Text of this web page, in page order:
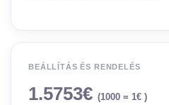
BEÁLLÍTÁS ÉS RENDELÉS
1.5753€ (1000 = 1€ )